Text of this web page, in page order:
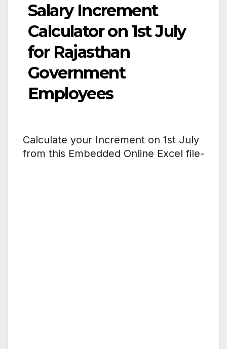
Salary Increment
Calculator on 1st July
for Rajasthan
Government
Employees
Calculate your Increment on 1st July
from this Embedded Online Excel file-